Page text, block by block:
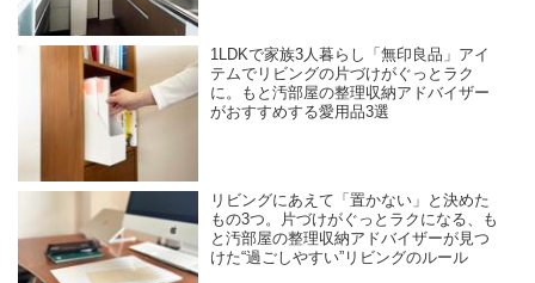
1LDKで家族3人暮らし「無印良品」アイ
テムでリビングの片づけがぐっとラク
に。もと汚部屋の整理収納アドバイザー
がおすすめする愛用品3選
リビングにあえて「置かない」と決めた
もの3つ。片づけがぐっとラクになる、も
と汚部屋の整理収納アドバイザーが見つ
けた“過ごしやすい”リビングのルール